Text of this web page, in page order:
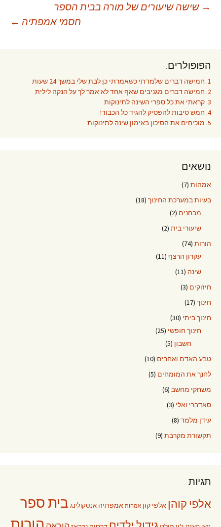
ניווט
→ שישה שיעורים של מורה בבית הספר
חסמי אמפתיה ←
הפופולרים!
1. חמישה דברים שלמדתי כשאמרתי כן לבת שלי במשך 24 שעות
2. חמישה דברים מגניבים שאף אחד לא אמר לך על הנקה לילית
3. קראתי את כל ספרי השינה לתינוקות
4. חמש סיבות להפסיק להגיד כל הכבוד!
5. מוכיחים את הסיכון באימון שינה לתינוקות
נושאים
אמהות (7)
בעיות במערכת החינוך (18)
מבחנים (2)
שיעורי בית (2)
הורות (74)
עקרון הרצף (11)
שינה (11)
חיזוקים (3)
חינוך (17)
חינוך ביתי (30)
חינוך חופשי (25)
חשבון (5)
טבע האדם ואחרים (10)
לחנך את המומחים (5)
משחקי מחשב (6)
סאדברי ואלי (3)
עידן מלמד (8)
תקשורת מקרבת (9)
תגיות
אלפי קוהן אלפי קון אמהות אמפתיה אנסקולינג בית ספר